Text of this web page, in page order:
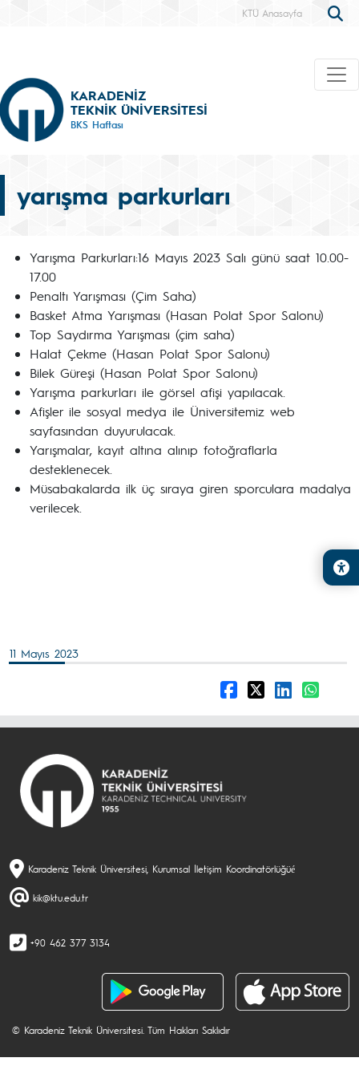
KTÜ Anasayfa
KARADENİZ
TEKNİK ÜNİVERSİTESİ
BKS Haftası
yarışma parkurları
Yarışma Parkurları:16 Mayıs 2023 Salı günü saat 10.00-
17.00
Penaltı Yarışması (Çim Saha)
Basket Atma Yarışması (Hasan Polat Spor Salonu)
Top Saydırma Yarışması (çim saha)
Halat Çekme (Hasan Polat Spor Salonu)
Bilek Güreşi (Hasan Polat Spor Salonu)
Yarışma parkurları ile görsel afişi yapılacak.
Afişler ile sosyal medya ile Üniversitemiz web
sayfasından duyurulacak.
Yarışmalar, kayıt altına alınıp fotoğraflarla
desteklenecek.
Müsabakalarda ilk üç sıraya giren sporculara madalya
verilecek.
11 Mayıs 2023
Karadeniz Teknik Üniversitesi, Kurumsal İletişim Koordinatörlüğüé
kik@ktu.edu.tr
+90 462 377 3134
© Karadeniz Teknik Üniversitesi. Tüm Hakları Saklıdır